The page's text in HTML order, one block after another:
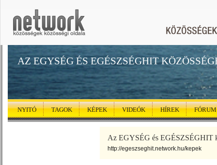
AZ EGYSÉG ÉS EGÉSZSÉGHIT
NYITÓ TAGOK KÉPEK VIDEÓK HÍREK FÓRUM
Az EGYSÉG és EGÉSZSÉGHIT
http://egeszseghit.network.hu/kepek